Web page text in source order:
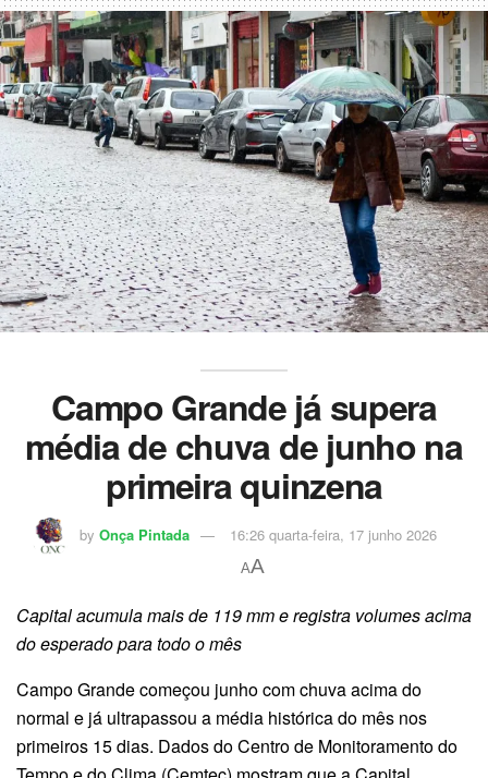
Campo Grande já supera
média de chuva de junho na
primeira quinzena
by Onça Pintada 16:26 quarta-feira, 17 junho 2026
AA
Capital acumula mais de 119 mm e registra volumes acima
do esperado para todo o mês
Campo Grande começou junho com chuva acima do
normal e já ultrapassou a média histórica do mês nos
primeiros 15 dias. Dados do Centro de Monitoramento do